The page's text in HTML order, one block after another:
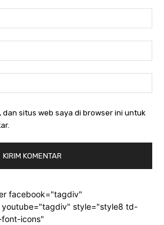
dan situs web saya di browser ini untuk
facebook="tagdiv"
style="style8 td-
icons"